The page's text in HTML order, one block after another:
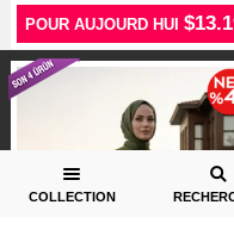
Nous utilisons des cookies
réglementations légales pour
d`achat. Des informations
Politique de
COLLECTION
POUR AUJOURD HUI